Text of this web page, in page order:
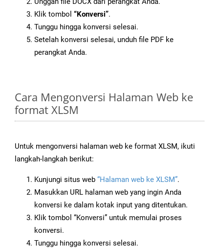
Klik tombol “Konversi”.
Tunggu hingga konversi selesai.
Setelah konversi selesai, unduh file PDF ke
perangkat Anda.
Cara Mengonversi Halaman Web ke
format XLSM
Untuk mengonversi halaman web ke format XLSM, ikuti
langkah-langkah berikut:
Kunjungi situs web “Halaman web ke XLSM”.
Masukkan URL halaman web yang ingin Anda
konversi ke dalam kotak input yang ditentukan.
Klik tombol “Konversi” untuk memulai proses
konversi.
Tunggu hingga konversi selesai.